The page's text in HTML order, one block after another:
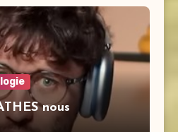
nous